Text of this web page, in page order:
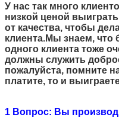
У нас так много
низкой ценой
от качества, чтобы
клиента.Мы знаем, что
одного клиента тоже
должны служить
пожалуйста, помните
платите, то и
1 Вопрос: Вы